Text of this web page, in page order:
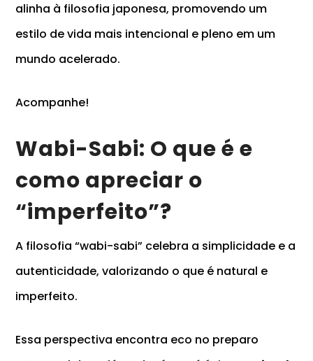
alinha à filosofia japonesa, promovendo um
estilo de vida mais intencional e pleno em um
mundo acelerado.
Acompanhe!
Wabi-Sabi: O que é e
como apreciar o
“imperfeito”?
A filosofia “wabi-sabi” celebra a simplicidade e a
autenticidade, valorizando o que é natural e
imperfeito.
Essa perspectiva encontra eco no preparo